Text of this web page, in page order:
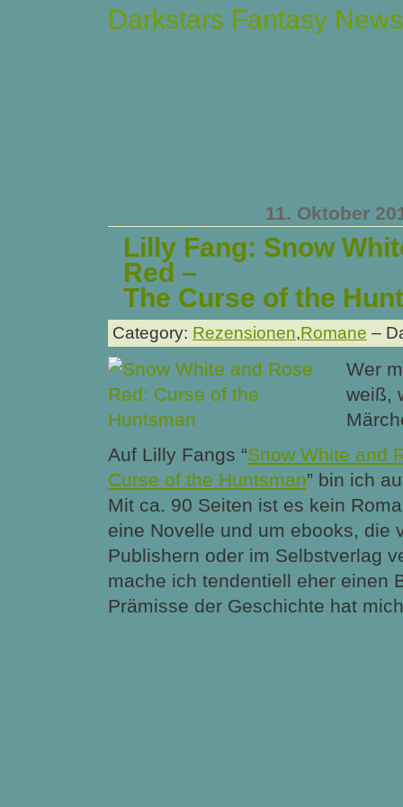
Darkstars Fantasy News
11. Oktober
Lilly Fang: Snow
Red –
The Curse of the
Category: Rezensionen,Romane –
Wer
weiß,
Auf Lilly Fangs “Snow White and
Curse of the Huntsman” bin ich
Mit ca. 90 Seiten ist es kein
eine Novelle und um ebooks, die
Publishern oder im Selbstverlag
mache ich tendentiell eher einen
Prämisse der Geschichte hat